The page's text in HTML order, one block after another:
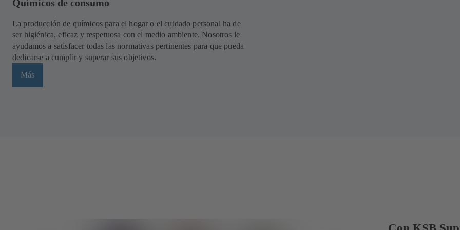
Químicos de consumo
La producción de químicos para el hogar o el cuidado personal ha de
ser higiénica, eficaz y respetuosa con el medio ambiente. Nosotros le
ayudamos a satisfacer todas las normativas pertinentes para que pueda
dedicarse a cumplir y superar sus objetivos.
Más